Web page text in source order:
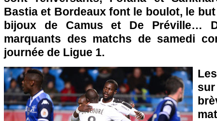
Bastia et Bordeaux font le boulot, le
bijoux de Camus et De Préville…
marquants des matchs de samedi
journée de Ligue 1.